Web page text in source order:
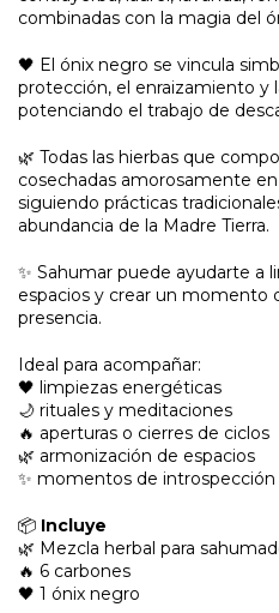
combinadas con la magia del
🖤 El ónix negro se vincula
protección, el enraizamiento y
potenciando el trabajo de
🌿 Todas las hierbas que
cosechadas amorosamente en
siguiendo prácticas
abundancia de la Madre Tierra.
✨ Sahumar puede ayudarte a
espacios y crear un momento
presencia.
Ideal para acompañar:
🖤 limpiezas energéticas
🌙 rituales y meditaciones
🔥 aperturas o cierres de ciclos
🌿 armonización de espacios
✨ momentos de
📦 Incluye
🌿 Mezcla herbal para
🔥 6 carbones
🖤 1 ónix negro